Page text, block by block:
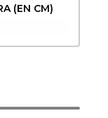
(EN CM)